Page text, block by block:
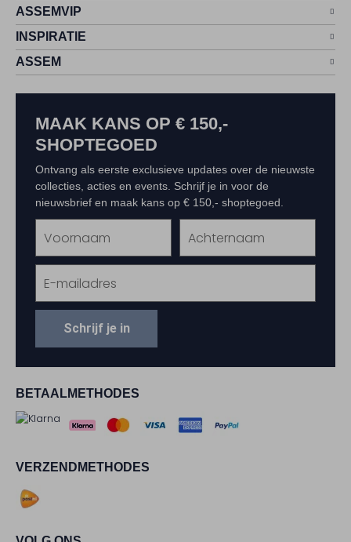
ASSEMVIP
INSPIRATIE
ASSEM
BETAALMETHODES
VERZENDMETHODES
MAAK KANS OP € 150,-
SHOPTEGOED
Ontvang als eerste exclusieve updates over de nieuwste
collecties, acties en events. Schrijf je in voor de
nieuwsbrief en maak kans op € 150,- shoptegoed.
Schrijf je in